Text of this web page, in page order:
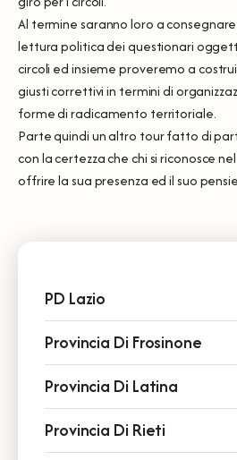
Al termine saranno loro a
lettura politica dei questionari
circoli ed insieme proveremo a
giusti correttivi in termini di
forme di radicamento territoriale.
Parte quindi un altro tour fatto di
con la certezza che chi si riconosce
offrire la sua presenza ed il suo
PD Lazio
Provincia Di Frosinone
Provincia Di Latina
Provincia Di Rieti